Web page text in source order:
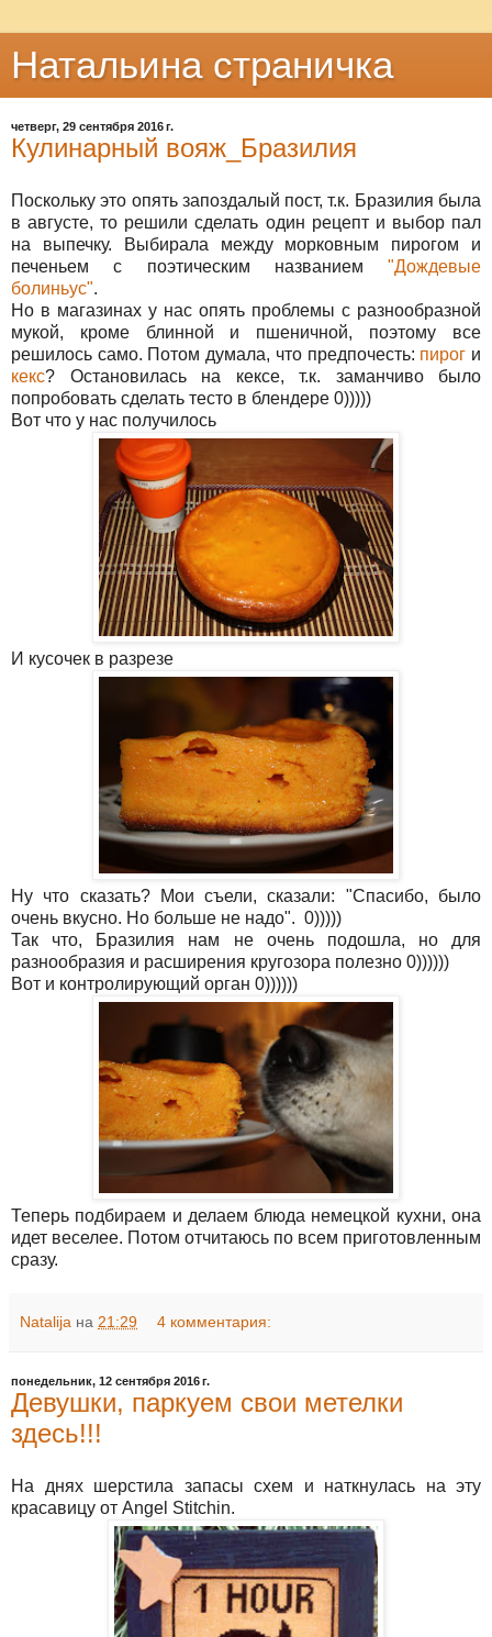
Натальина страничка
четверг, 29 сентября 2016 г.
Кулинарный вояж_Бразилия
Поскольку это опять запоздалый пост, т.к. Бразилия была
в августе, то решили сделать один рецепт и выбор пал
на выпечку. Выбирала между морковным пирогом и
печеньем с поэтическим названием "Дождевые
болиньус".
Но в магазинах у нас опять проблемы с разнообразной
мукой, кроме блинной и пшеничной, поэтому все
решилось само. Потом думала, что предпочесть: пирог и
кекс? Остановилась на кексе, т.к. заманчиво было
попробовать сделать тесто в блендере 0)))))
Вот что у нас получилось
И кусочек в разрезе
Ну что сказать? Мои съели, сказали: "Спасибо, было
очень вкусно. Но больше не надо". 0)))))
Так что, Бразилия нам не очень подошла, но для
разнообразия и расширения кругозора полезно 0))))))
Вот и контролирующий орган 0))))))
Теперь подбираем и делаем блюда немецкой кухни, она
идет веселее. Потом отчитаюсь по всем приготовленным
сразу.
Natalija на 21:29 4 комментария:
понедельник, 12 сентября 2016 г.
Девушки, паркуем свои метелки
здесь!!!
На днях шерстила запасы схем и наткнулась на эту
красавицу от Angel Stitchin.